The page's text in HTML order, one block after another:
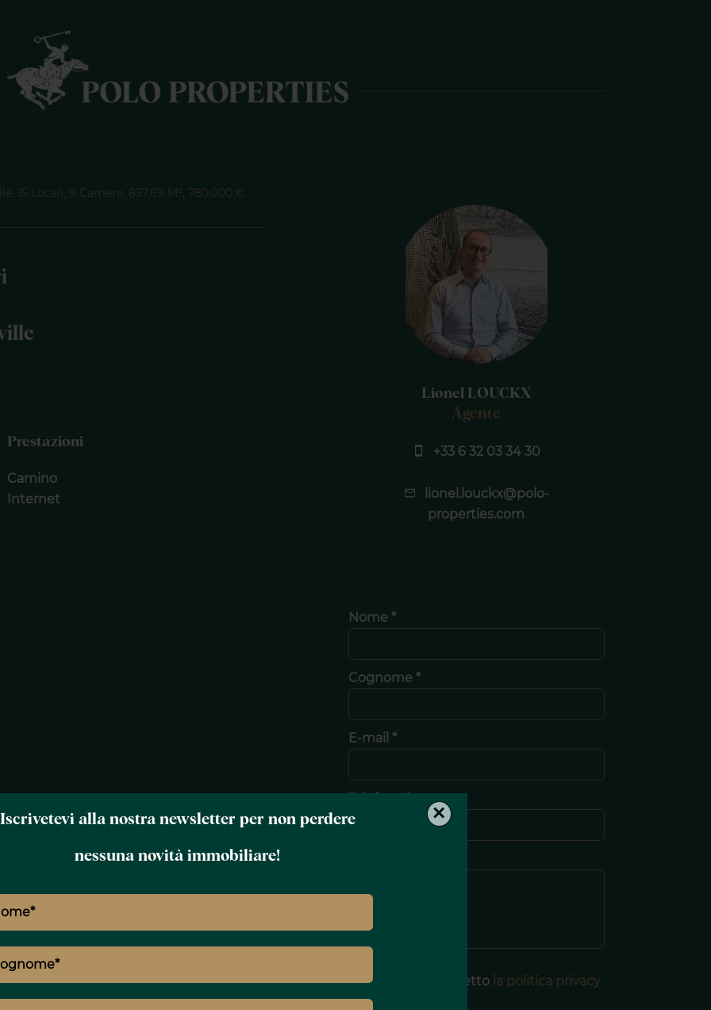
Iscrivetevi alla nostra newsletter per non perdere
nessuna novità immobiliare!
×
15 Locali, 9 Camere, 637.69 M², 780.000 €
Prestazioni
Camino
Internet
Lionel LOUCKX
Agente
+33 6 32 03 34 30
lionel.louckx@polo-
properties.com
Nome *
Cognome *
E-mail *
Telefono *
Ho letto ed accetto la politica privacy
su questo sito